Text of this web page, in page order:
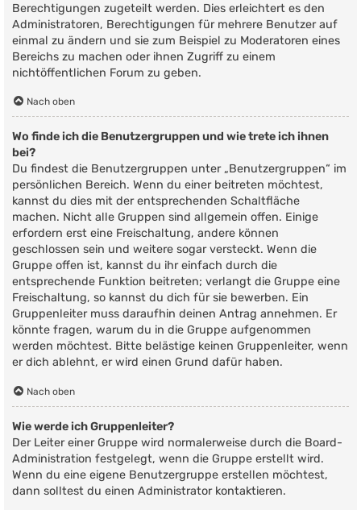
Berechtigungen zugeteilt werden. Dies erleichtert es den
Administratoren, Berechtigungen für mehrere Benutzer auf
einmal zu ändern und sie zum Beispiel zu Moderatoren eines
Bereichs zu machen oder ihnen Zugriff zu einem
nichtöffentlichen Forum zu geben.
Nach oben
Wo finde ich die Benutzergruppen und wie trete ich ihnen
bei?
Du findest die Benutzergruppen unter „Benutzergruppen“ im
persönlichen Bereich. Wenn du einer beitreten möchtest,
kannst du dies mit der entsprechenden Schaltfläche
machen. Nicht alle Gruppen sind allgemein offen. Einige
erfordern erst eine Freischaltung, andere können
geschlossen sein und weitere sogar versteckt. Wenn die
Gruppe offen ist, kannst du ihr einfach durch die
entsprechende Funktion beitreten; verlangt die Gruppe eine
Freischaltung, so kannst du dich für sie bewerben. Ein
Gruppenleiter muss daraufhin deinen Antrag annehmen. Er
könnte fragen, warum du in die Gruppe aufgenommen
werden möchtest. Bitte belästige keinen Gruppenleiter, wenn
er dich ablehnt, er wird einen Grund dafür haben.
Nach oben
Wie werde ich Gruppenleiter?
Der Leiter einer Gruppe wird normalerweise durch die Board-
Administration festgelegt, wenn die Gruppe erstellt wird.
Wenn du eine eigene Benutzergruppe erstellen möchtest,
dann solltest du einen Administrator kontaktieren.